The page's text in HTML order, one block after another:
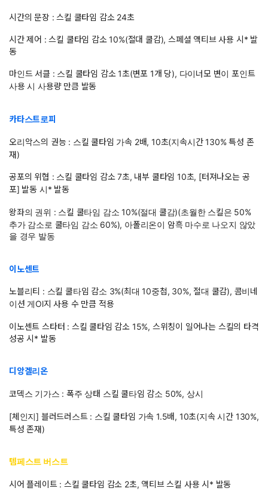
시간의 문장 : 스킬 쿨타임 감소 24초
시간 제어 : 스킬 쿨타임 감소 10%(절대 쿨감), 스페셜 액티브 사용 시* 발
동
마인드 서클 : 스킬 쿨타임 감소 1초(변포 1개 당), 다이너모 변이 포인트
사용 시 사용량 만큼 발동
카타스트로피
오리악스의 권능 : 스킬 쿨타임 가속 2배, 10초(지속시간 130% 특성 존
재)
공포의 위협 : 스킬 쿨타임 감소 7초, 내부 쿨타임 10초, [터져나오는 공
포] 발동 시* 발동
왕좌의 권위 : 스킬 쿨타임 감소 10%(절대 쿨감)(초월한 스킬은 50%
추가 감소로 쿨타임 감소 60%), 아폴리온이 암흑 마수로 나오지 않았
을 경우 발동
이노센트
노블리티 : 스킬 쿨타임 감소 3%(최대 10중첩, 30%, 절대 쿨감), 콤비네
이션 게Ol지 사용 수 만큼 적용
이노센트 스타터 : 스킬 쿨타임 감소 15%, 스위칭이 일어나는 스킬의 타격
성공 시* 발동
디앙겔리온
코덱스 기가스 : 폭주 상태 스킬 쿨타임 감소 50%, 상시
[체인지] 블러드러스트 : 스킬 쿨타임 가속 1.5배, 10초(지속 시간 130%,
특성 존재)
템페스트 버스트
시어 플레이트 : 스킬 쿨타임 감소 2초, 액티브 스킬 사용 시* 발동